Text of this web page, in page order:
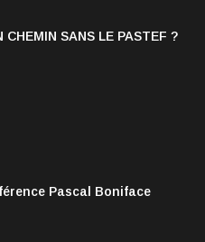
SANS LE PASTEF ?
Pascal Boniface